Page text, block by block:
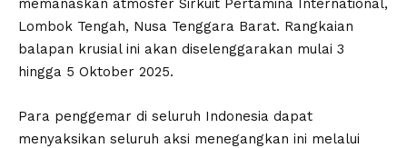
memanaskan atmosfer Sirkuit Pertamina International,
Lombok Tengah, Nusa Tenggara Barat. Rangkaian
balapan krusial ini akan diselenggarakan mulai 3
hingga 5 Oktober 2025.
Para penggemar di seluruh Indonesia dapat
menyaksikan seluruh aksi menegangkan ini melalui